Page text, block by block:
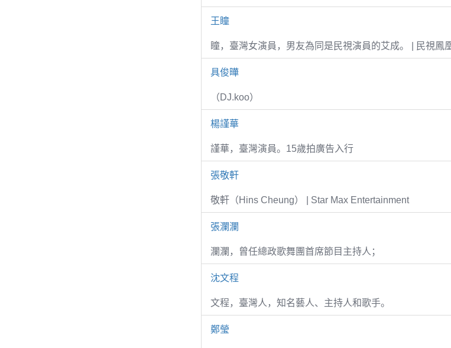
王瞳
瞳，臺灣女演員，男友為同是民視演員的艾成。 | 民視鳳
具俊曄
（DJ.koo）
楊謹華
謹華，臺灣演員。15歲拍廣告入行
張敬軒
敬軒（Hins Cheung） | Star Max Entertainment
張瀾瀾
瀾瀾，曾任總政歌舞團首席節目主持人；
沈文程
文程，臺灣人，知名藝人、主持人和歌手。
鄭瑩